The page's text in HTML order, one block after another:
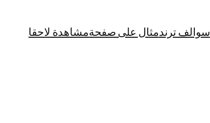
سوالف ترندمثال على صفحةمشاهدة لاحقا